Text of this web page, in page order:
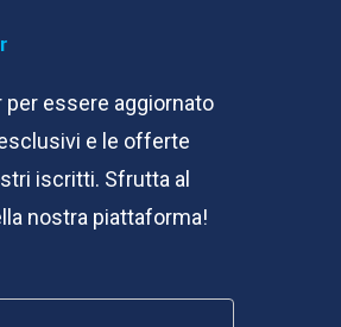
essere aggiornato
e le offerte
iscritti. Sfrutta al
nostra piattaforma!